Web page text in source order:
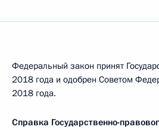
Федеральный закон принят
2018 года и одобрен Советом
2018 года.
Справка Государственно-